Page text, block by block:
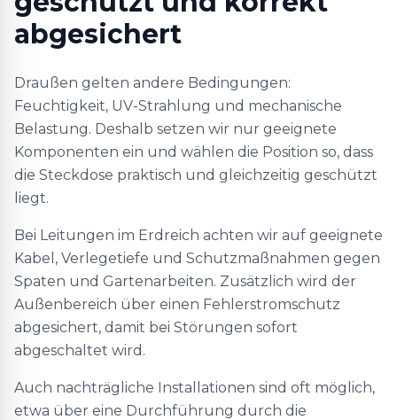
abgesichert
Draußen gelten andere Bedingungen:
Feuchtigkeit, UV-Strahlung und mechanische
Belastung. Deshalb setzen wir nur geeignete
Komponenten ein und wählen die Position so, dass
die Steckdose praktisch und gleichzeitig geschützt
liegt.
Bei Leitungen im Erdreich achten wir auf geeignete
Kabel, Verlegetiefe und Schutzmaßnahmen gegen
Spaten und Gartenarbeiten. Zusätzlich wird der
Außenbereich über einen Fehlerstromschutz
abgesichert, damit bei Störungen sofort
abgeschaltet wird.
Auch nachträgliche Installationen sind oft möglich,
etwa über eine Durchführung durch die